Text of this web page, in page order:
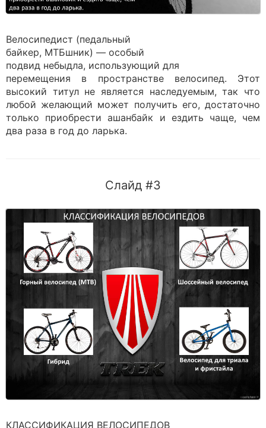
Велосипедист (педальный
байкер, МТБшник) — особый
подвид небыдла, использующий для
перемещения в пространстве велосипед. Этот
высокий титул не является наследуемым, так что
любой желающий может получить его, достаточно
только приобрести ашанбайк и ездить чаще, чем
два раза в год до ларька.
Слайд #3
КЛАССИФИКАЦИЯ ВЕЛОСИПЕДОВ